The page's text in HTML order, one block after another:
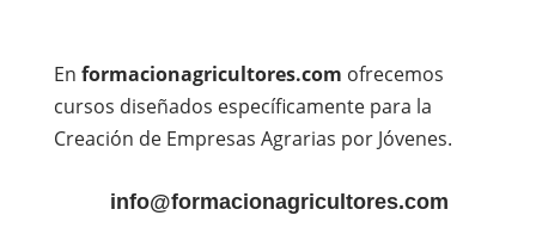
En formacionagricultores.com ofrecemos
cursos diseñados específicamente para la
Creación de Empresas Agrarias por Jóvenes.
info@formacionagricultores.com